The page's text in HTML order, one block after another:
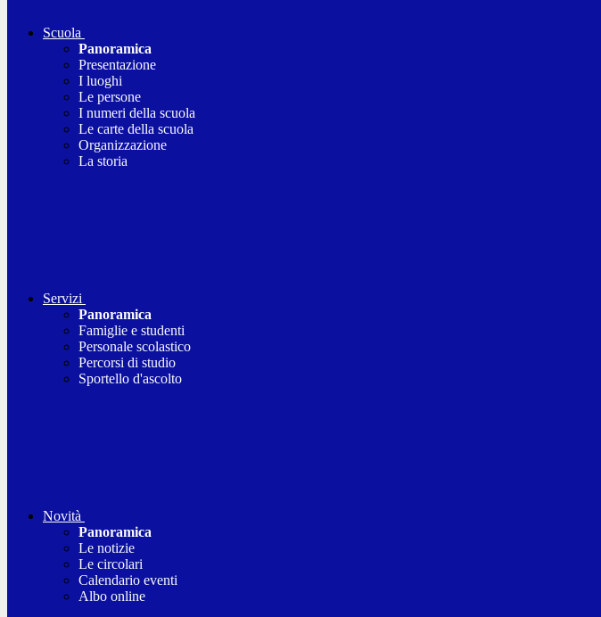
Scuola
Panoramica
Presentazione
I luoghi
Le persone
I numeri della scuola
Le carte della scuola
Organizzazione
La storia
Servizi
Panoramica
Famiglie e studenti
Personale scolastico
Percorsi di studio
Sportello d'ascolto
Novità
Panoramica
Le notizie
Le circolari
Calendario eventi
Albo online